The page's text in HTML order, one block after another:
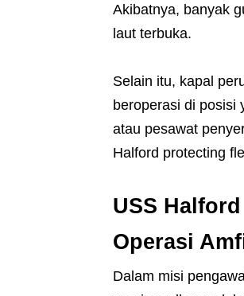
Akibatnya, banyak
laut terbuka.
Selain itu, kapal
beroperasi di posisi
atau pesawat
Halford protecting
USS
Operasi
Dalam misi